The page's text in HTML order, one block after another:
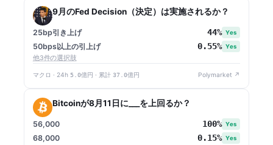
9月のFed Decision（決定）は実施されるか？
25bp引き上げ 44% Yes
50bps以上の引上げ 0.55% Yes
他3件の選択肢
マクロ · 24h 5.0億円 · 累計 37.0億円 Polymarket ↗
Bitcoinが8月11日に___を上回るか？
56,000 100% Yes
68,000 0.15% Yes